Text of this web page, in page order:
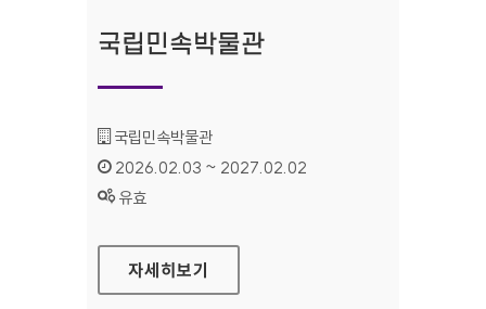
국립민속박물관
기관명 :
국립민속박물관
인증기간 :
2026.02.03 ~ 2027.02.02
상태 :
유효
국립민속박물관
자세히보기